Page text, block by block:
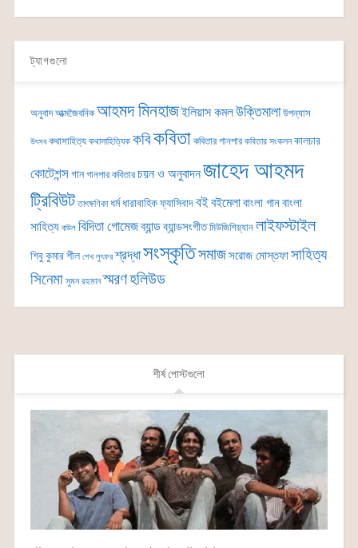
ট্যাগগুলো
অনুবাদ আত্মজৈবনিক আহমদ মিনহাজইলিয়াস কমলউক্তিমালা উপন্যাস
উৎসব কথাসাহিত্য কথাসাহিত্যিক কবিকবিতা কবিতার গানপার কবিতার সংকলন কালচার
কোটেশন্সগান গানপার কবিতার চয়ন ও অনুবাদনজাহেদ আহমদ
ট্রিবিউট তাৎক্ষণিকা ধর্ম ধারাবাহিকফ্যাসিবাদবইবইমেলাবাংলা গানবাংলা
সাহিত্য বাউল বিদিতা গোমেজব্যান্ডব্যান্ডসংগীত মিউজিশিয়্যান লাইফস্টাইল
শিবু কুমার শীল শেখ লুৎফর শ্রদ্ধাসংস্কৃতিসমাজসরোজ মোস্তফাসাহিত্য
সিনেমা সুমন রহমান স্মরণহলিউড
শীর্ষ পোস্টগুলো